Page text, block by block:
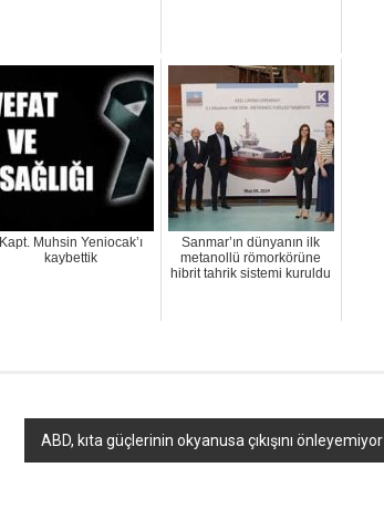
Kapt. Muhsin Yeniocak’ı
kaybettik
Sanmar’ın dünyanın ilk
metanollü römorkörüne
hibrit tahrik sistemi kuruldu
ABD, kıta güçlerinin okyanusa çıkışını önleyemiyor